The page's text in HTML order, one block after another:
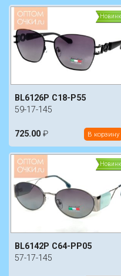
BL6126P C18-P55
59-17-145
725.00 ₽ В корзину
BL6142P C64-PP05
57-17-145